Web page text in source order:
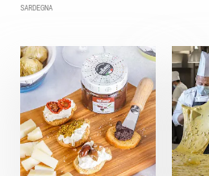
SARDEGNA